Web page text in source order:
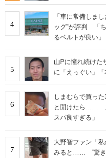
4
「車に常備しま
ッグ”が評判 「
るベルトが良い」
5
山Pに憧れ続け
に「えっぐい」
6
しまむらで買っ
と開けたら……
スパ良すぎる」
7
大野智ファン「
みると…… ‟驚き